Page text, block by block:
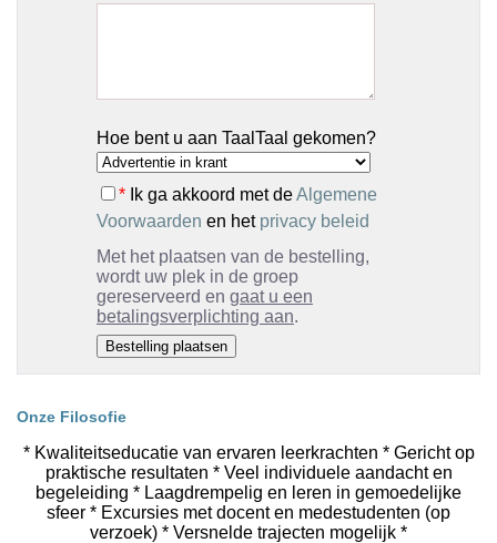
Hoe bent u aan TaalTaal gekomen?
* Ik ga akkoord met deAlgemene
Voorwaarden en het privacy beleid
Met het plaatsen van de bestelling,
wordt uw plek in de groep
gereserveerd en gaat u een
betalingsverplichting aan.
Onze Filosofie
* Kwaliteitseducatie van ervaren leerkrachten * Gericht op
praktische resultaten * Veel individuele aandacht en
begeleiding * Laagdrempelig en leren in gemoedelijke
sfeer * Excursies met docent en medestudenten (op
verzoek) * Versnelde trajecten mogelijk *